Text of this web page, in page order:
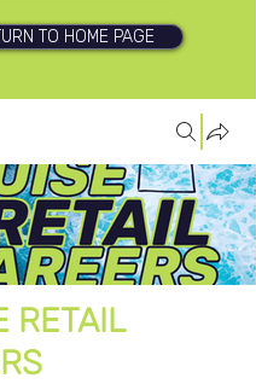
TO HOME PAGE
RETAIL